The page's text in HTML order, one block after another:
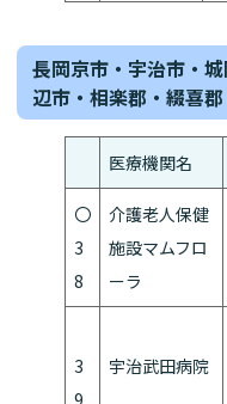
長岡京市・宇治市・
辺市・相楽郡・綴喜郡
医療機関名
〇
3
8
介護老人保健
施設マムフロ
ーラ
3
9
宇治武田病院